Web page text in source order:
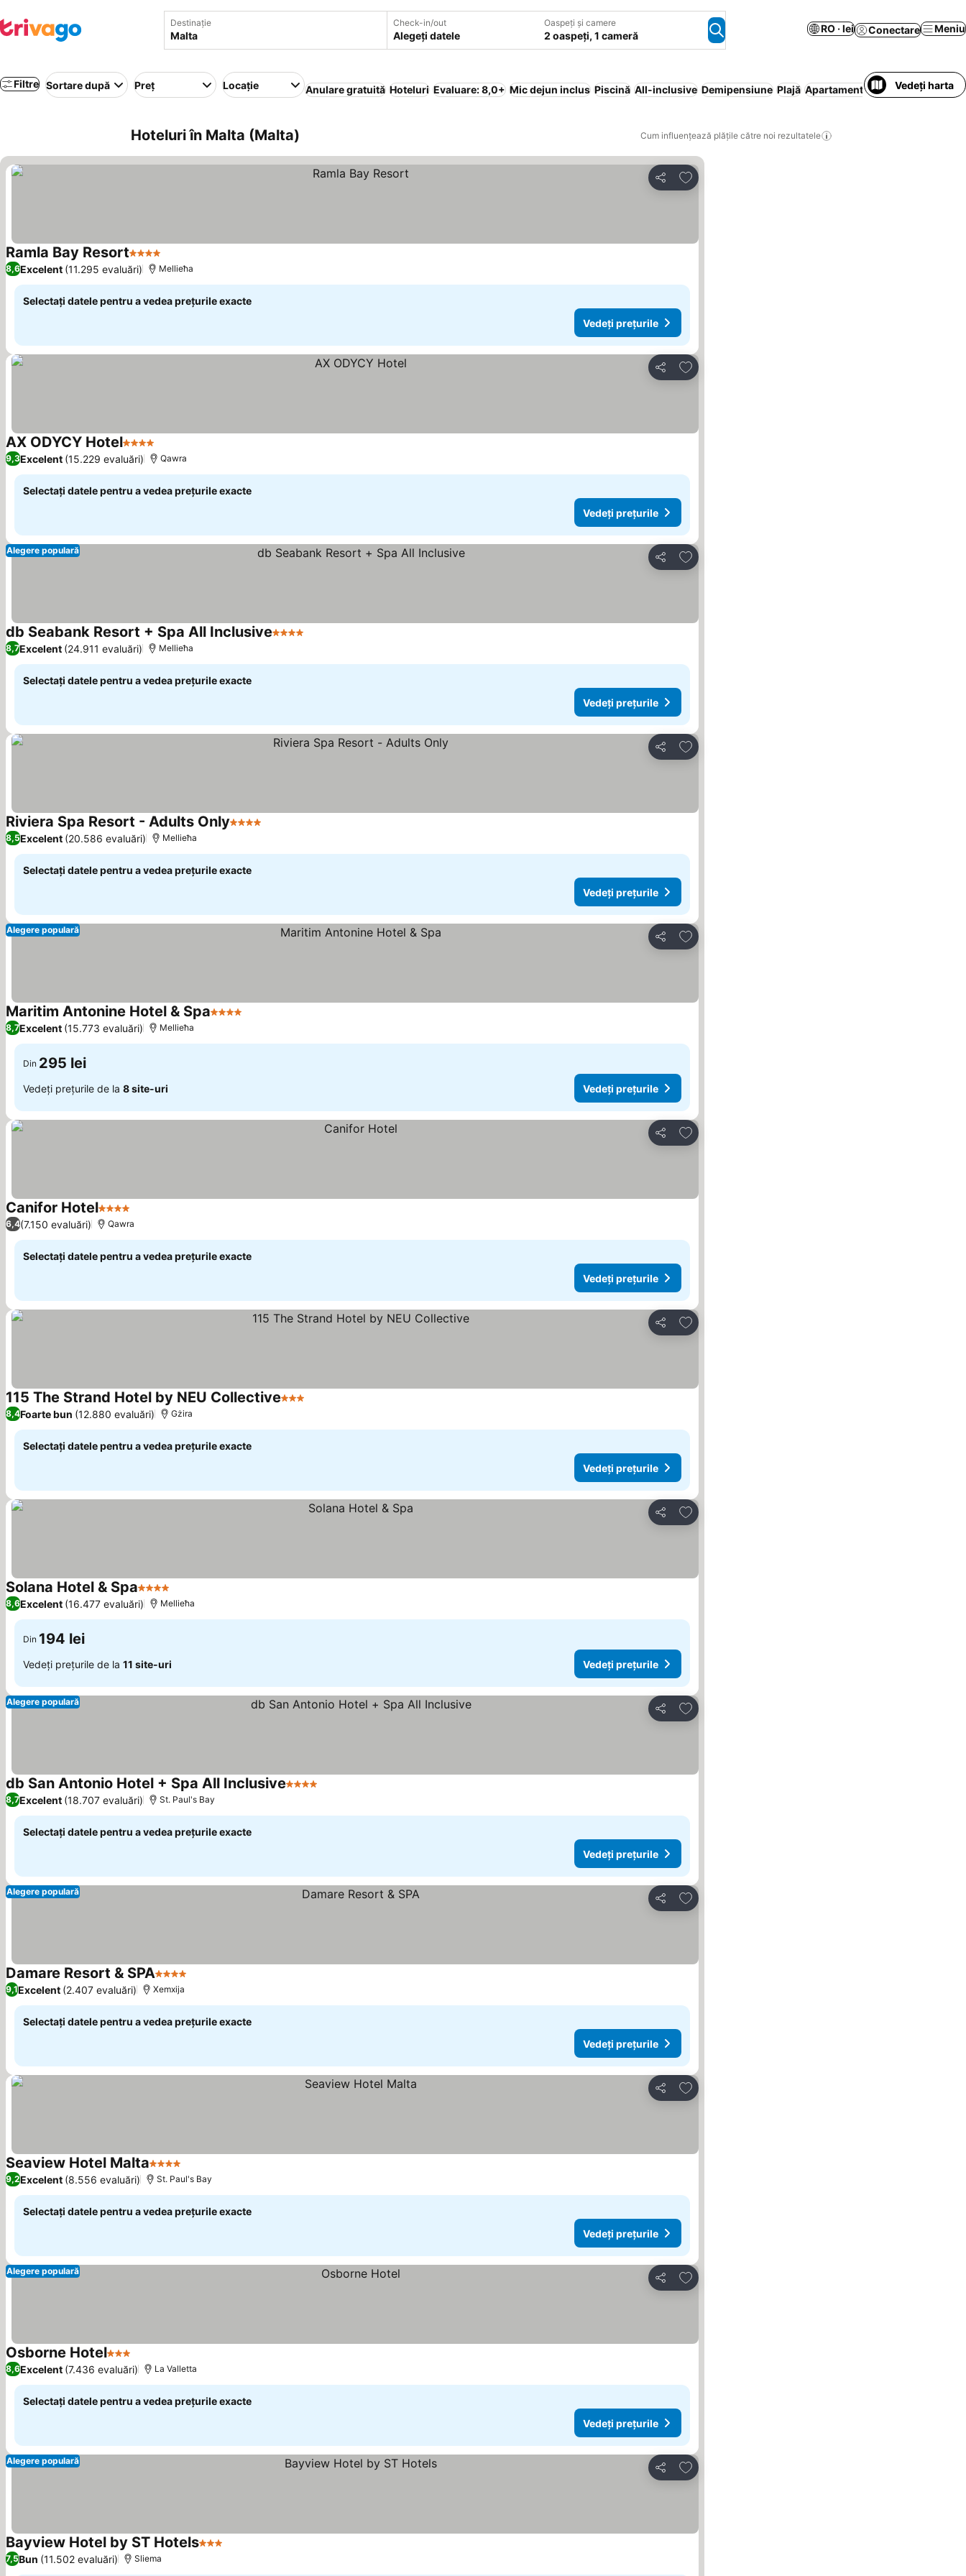
Destinație Check-in/out
Alegeți datele
Oaspeți și camere
2 oaspeți, 1 cameră
RO · lei Conectare Meniu
Filtre Sortare după Preț Locație Anulare gratuită Hoteluri Evaluare: 8,0+ Mic dejun inclus Piscină All-inclusive Demipensiune Plajă Apartament în regim hotelier
Vedeți harta
Hoteluri în Malta (Malta) Cum influențează plățile către noi rezultatele
Distribuiți
Adăugaţi la favorite
Ramla Bay Resort4 Stele
8,6Excelent (11.295 evaluări) Mellieħa
Selectați datele pentru a vedea prețurile exacte
Vedeți prețurile
Distribuiți
Adăugaţi la favorite
AX ODYCY Hotel4 Stele
9,3Excelent (15.229 evaluări) Qawra
Selectați datele pentru a vedea prețurile exacte
Vedeți prețurile
Distribuiți
Adăugaţi la favorite
Alegere populară
db Seabank Resort + Spa All Inclusive4 Stele
8,7Excelent (24.911 evaluări) Mellieħa
Selectați datele pentru a vedea prețurile exacte
Vedeți prețurile
Distribuiți
Adăugaţi la favorite
Riviera Spa Resort - Adults Only4 Stele
8,5Excelent (20.586 evaluări) Mellieħa
Selectați datele pentru a vedea prețurile exacte
Vedeți prețurile
Distribuiți
Adăugaţi la favorite
Alegere populară
Maritim Antonine Hotel & Spa4 Stele
8,7Excelent (15.773 evaluări) Mellieħa
Din 295 lei
Vedeți prețurile de la 8 site-uri Vedeți prețurile
Distribuiți
Adăugaţi la favorite
Canifor Hotel4 Stele
6,4(7.150 evaluări) Qawra
Selectați datele pentru a vedea prețurile exacte
Vedeți prețurile
Distribuiți
Adăugaţi la favorite
115 The Strand Hotel by NEU Collective3 Stele
8,4Foarte bun (12.880 evaluări) Gżira
Selectați datele pentru a vedea prețurile exacte
Vedeți prețurile
Distribuiți
Adăugaţi la favorite
Solana Hotel & Spa4 Stele
8,6Excelent (16.477 evaluări) Mellieħa
Din 194 lei
Vedeți prețurile de la 11 site-uri Vedeți prețurile
Distribuiți
Adăugaţi la favorite
Alegere populară
db San Antonio Hotel + Spa All Inclusive4 Stele
8,7Excelent (18.707 evaluări) St. Paul's Bay
Selectați datele pentru a vedea prețurile exacte
Vedeți prețurile
Distribuiți
Adăugaţi la favorite
Alegere populară
Damare Resort & SPA4 Stele
9,1Excelent (2.407 evaluări) Xemxija
Selectați datele pentru a vedea prețurile exacte
Vedeți prețurile
Distribuiți
Adăugaţi la favorite
Seaview Hotel Malta4 Stele
9,2Excelent (8.556 evaluări) St. Paul's Bay
Selectați datele pentru a vedea prețurile exacte
Vedeți prețurile
Distribuiți
Adăugaţi la favorite
Alegere populară
Osborne Hotel3 Stele Vedeți prețurile
8,6Excelent (7.436 evaluări) La Valletta
Selectați datele pentru a vedea prețurile exacte
Vedeți prețurile
Distribuiți
Adăugaţi la favorite
Alegere populară
Bayview Hotel by ST Hotels3 Stele
7,5Bun (11.502 evaluări) Sliema